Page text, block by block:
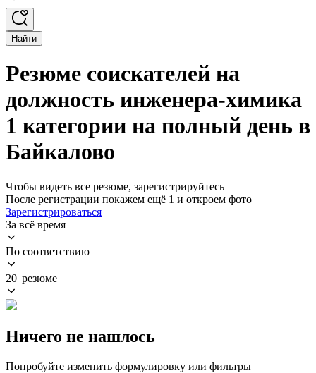
Найти
Резюме соискателей на
должность инженера-химика
1 категории на полный день в
Байкалово
Чтобы видеть все резюме, зарегистрируйтесь
После регистрации покажем ещё 1 и откроем фото
Зарегистрироваться
За всё время
По соответствию
20 резюме
Ничего не нашлось
Попробуйте изменить формулировку или фильтры